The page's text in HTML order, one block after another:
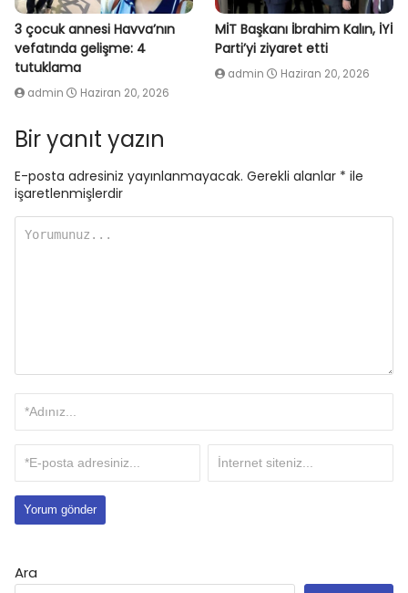
3 çocuk annesi Havva’nın
vefatında gelişme: 4
tutuklama
admin Haziran 20, 2026
MİT Başkanı İbrahim Kalın, İYİ
Parti’yi ziyaret etti
admin Haziran 20, 2026
Bir yanıt yazın
E-posta adresiniz yayınlanmayacak. Gerekli alanlar * ile
işaretlenmişlerdir
Ara